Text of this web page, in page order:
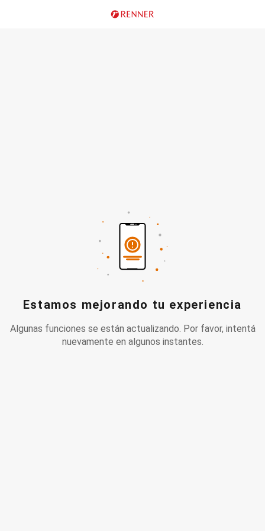
Estamos mejorando tu experiencia
Algunas funciones se están actualizando. Por favor, intentá
nuevamente en algunos instantes.